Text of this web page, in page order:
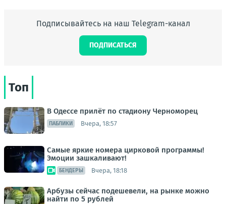
Подписывайтесь на наш Telegram-канал
ПОДПИСАТЬСЯ
Топ
В Одессе прилёт по стадиону Черноморец
ПАБЛИКИ Вчера, 18:57
Самые яркие номера цирковой программы!
Эмоции зашкаливают!
БЕНДЕРЫ Вчера, 18:18
Арбузы сейчас подешевели, на рынке можно
найти по 5 рублей